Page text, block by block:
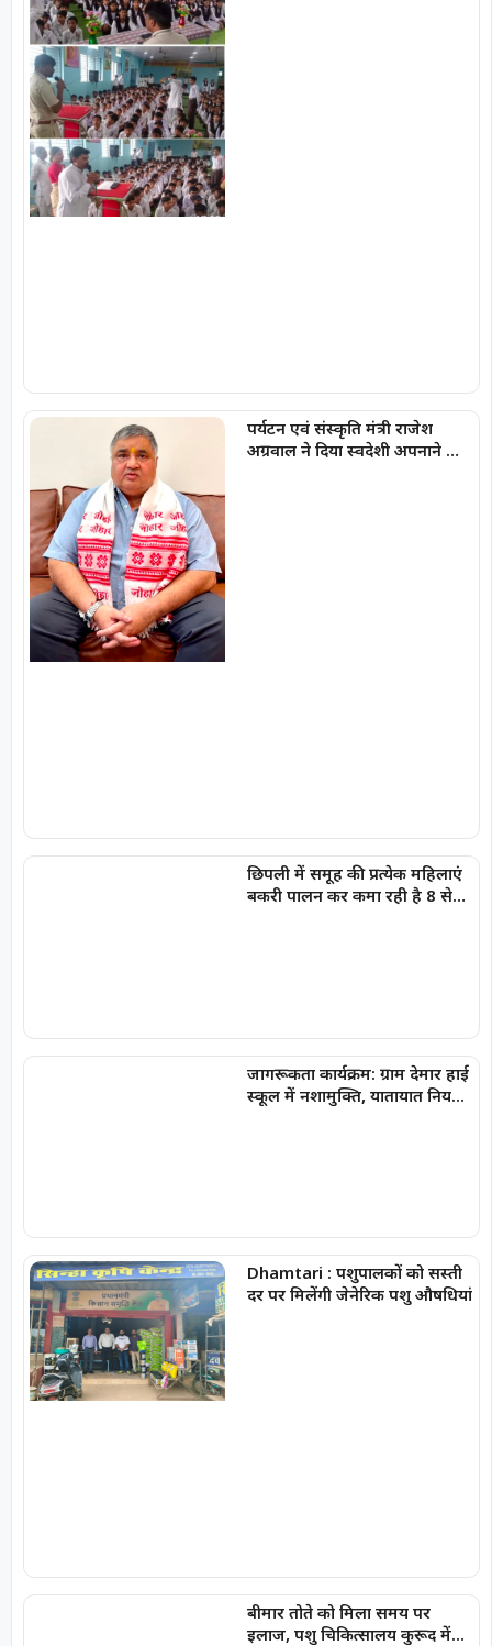
पर्यटन एवं संस्कृति मंत्री राजेश
अग्रवाल ने दिया स्वदेशी अपनाने का
छिपली में समूह की प्रत्येक महिलाएं
बकरी पालन कर कमा रही है 8 से
जागरूकता कार्यक्रम: ग्राम देमार हाई
स्कूल में नशामुक्ति, यातायात नियमों
Dhamtari : पशुपालकों को सस्ती
दर पर मिलेंगी जेनेरिक पशु औषधियां
बीमार तोते को मिला समय पर
इलाज, पशु चिकित्सालय कुरूद में